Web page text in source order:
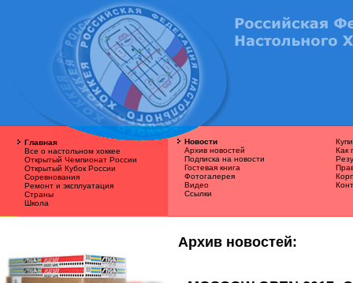
Главная
Все о наcтольном хоккее
Открытый Чемпионат России
Открытый Кубок России
Соревнования
Ремонт и эксплуатация
Страны
Школа
Новости
Архив новостей
Подписка на новости
Гостевая книга
Фотогалерея
Видео
Ссылки
Как
Архив новостей: